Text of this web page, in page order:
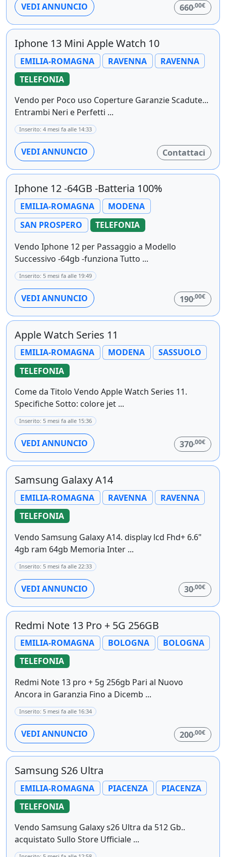
VEDI ANNUNCIO 660,00€
Iphone 13 Mini Apple Watch 10
EMILIA-ROMAGNA RAVENNA
RAVENNA
TELEFONIA
Vendo per Poco uso Coperture Garanzie Scadute...
Entrambi Neri e Perfetti ...
Inserito: 4 mesi fa alle 14:33
VEDI ANNUNCIO Contattaci
Iphone 12 -64GB -Batteria 100%
EMILIA-ROMAGNA
MODENA
SAN PROSPERO
TELEFONIA
Vendo Iphone 12 per Passaggio a Modello
Successivo -64gb -funziona Tutto ...
Inserito: 5 mesi fa alle 19:49
VEDI ANNUNCIO 190,00€
Apple Watch Series 11
EMILIA-ROMAGNA MODENA
SASSUOLO
TELEFONIA
Come da Titolo Vendo Apple Watch Series 11.
Specifiche Sotto: colore jet ...
Inserito: 5 mesi fa alle 15:36
VEDI ANNUNCIO 370,00€
Samsung Galaxy A14
EMILIA-ROMAGNA RAVENNA
RAVENNA
TELEFONIA
Vendo Samsung Galaxy A14. display lcd Fhd+ 6.6"
4gb ram 64gb Memoria Inter ...
Inserito: 5 mesi fa alle 22:33
VEDI ANNUNCIO 30,00€
Redmi Note 13 Pro + 5G 256GB
EMILIA-ROMAGNA BOLOGNA
BOLOGNA
TELEFONIA
Redmi Note 13 pro + 5g 256gb Pari al Nuovo
Ancora in Garanzia Fino a Dicemb ...
Inserito: 5 mesi fa alle 16:34
VEDI ANNUNCIO 200,00€
Samsung S26 Ultra
EMILIA-ROMAGNA PIACENZA
PIACENZA
TELEFONIA
Vendo Samsung Galaxy s26 Ultra da 512 Gb..
acquistato Sullo Store Ufficiale ...